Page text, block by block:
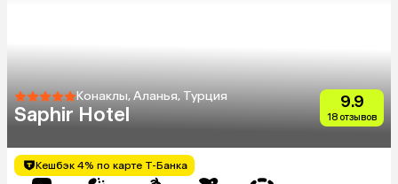
Конаклы, Аланья, Турция
Saphir Hotel
9.9
18 отзывов
Кешбэк 4% по карте Т-Банка